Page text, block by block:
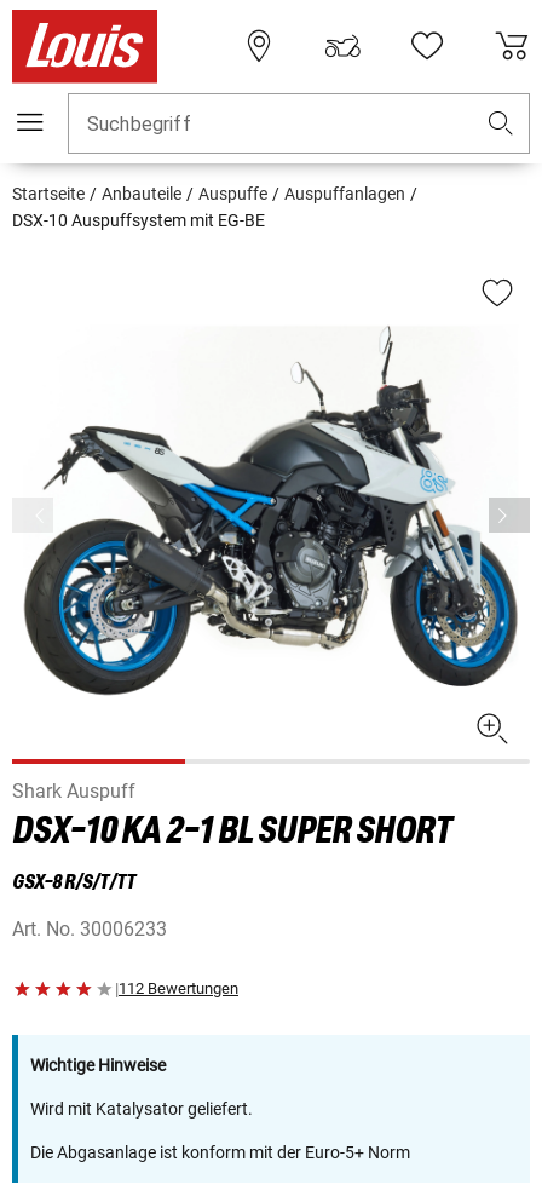
Suchbegriff
Startseite Anbauteile Auspuffe
Auspuffanlagen
DSX-10 Auspuffsystem mit EG-BE
Shark Auspuff
DSX-10 KA 2-1 BL SUPER SHORT
GSX-8 R/S/T/TT
Art. No. 30006233
|112 Bewertungen
Wichtige Hinweise
Wird mit Katalysator geliefert.
Die Abgasanlage ist konform mit der Euro-5+ Norm